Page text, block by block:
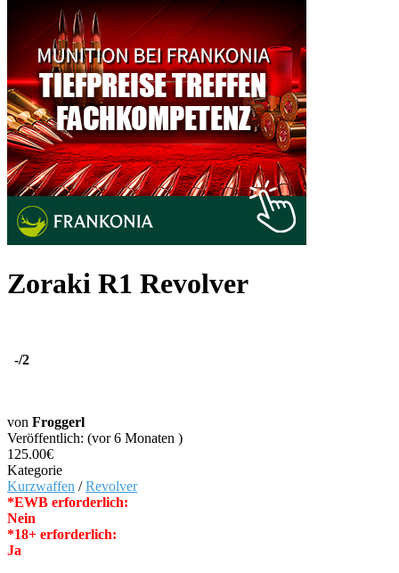
Zoraki R1 Revolver
-/2
von Froggerl
Veröffentlich: (vor 6 Monaten )
125.00€
Kategorie
Kurzwaffen /Revolver
*EWB erforderlich:
Nein
*18+ erforderlich:
Ja